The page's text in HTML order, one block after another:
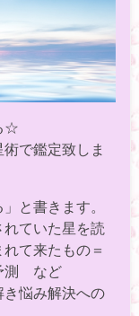
☆
で鑑定致しま
と書きます。
ていた星を読
て来たもの＝
測 など
悩み解決への